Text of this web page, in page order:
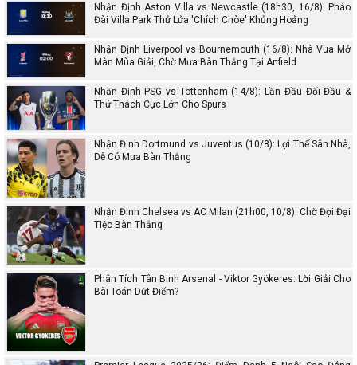
Nhận Định Aston Villa vs Newcastle (18h30, 16/8): Pháo
Đài Villa Park Thử Lửa 'Chích Chòe' Khủng Hoảng
Nhận Định Liverpool vs Bournemouth (16/8): Nhà Vua Mở
Màn Mùa Giải, Chờ Mưa Bàn Thắng Tại Anfield
Nhận Định PSG vs Tottenham (14/8): Lần Đầu Đối Đầu &
Thử Thách Cực Lớn Cho Spurs
Nhận Định Dortmund vs Juventus (10/8): Lợi Thế Sân Nhà,
Dễ Có Mưa Bàn Thắng
Nhận Định Chelsea vs AC Milan (21h00, 10/8): Chờ Đợi Đại
Tiệc Bàn Thắng
Phân Tích Tân Binh Arsenal - Viktor Gyökeres: Lời Giải Cho
Bài Toán Dứt Điểm?